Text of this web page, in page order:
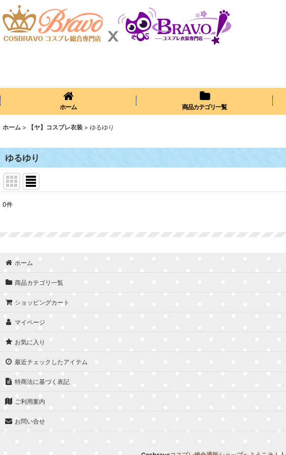
ホーム 商品カテゴリ一覧
ホーム > 【ヤ】コスプレ衣装 > ゆるゆり
ゆるゆり
0件
ホーム
商品カテゴリ一覧
ショッピングカート
マイページ
お気に入り
最近チェックしたアイテム
特商法に基づく表記
ご利用案内
お問い合せ